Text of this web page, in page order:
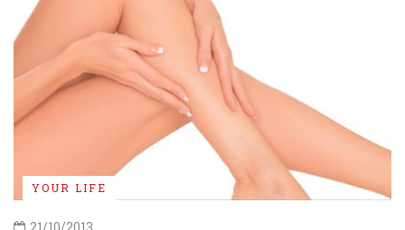
YOUR LIFE